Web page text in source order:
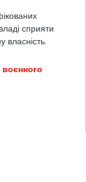
сприяти
воєнного